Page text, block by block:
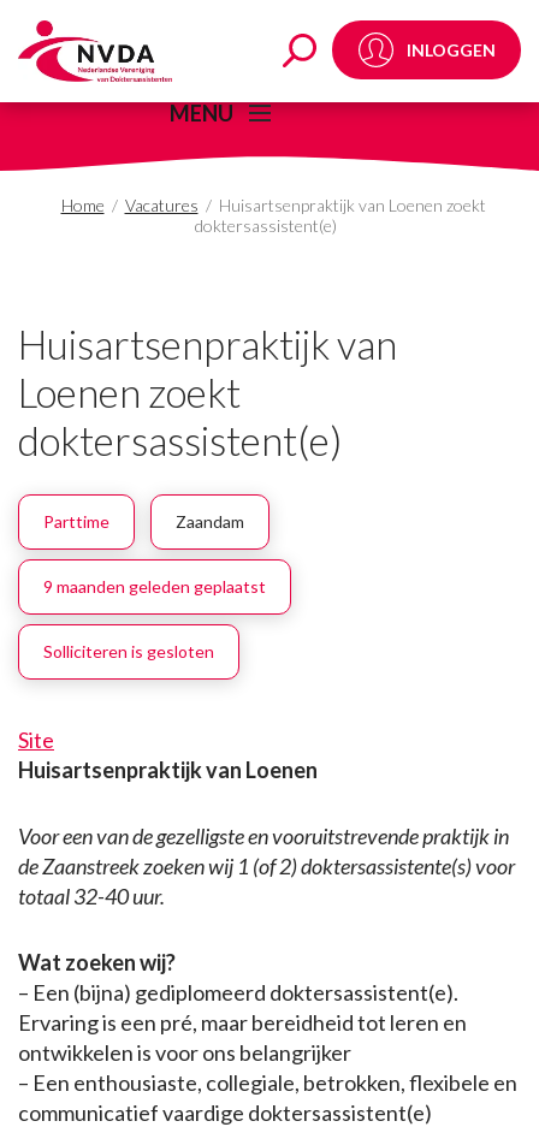
HuisartsenpraktijkINLOGGEN
MENU
Home / Vacatures / Huisartsenpraktijk van Loenen zoekt
doktersassistent(e)
Huisartsenpraktijk van
Loenen zoekt
doktersassistent(e)
Parttime Zaandam
9 maanden geleden geplaatst
Solliciteren is gesloten
Site
Huisartsenpraktijk van Loenen
Voor een van de gezelligste en vooruitstrevende praktijk in
de Zaanstreek zoeken wij 1 (of 2) doktersassistente(s) voor
totaal 32-40 uur.
Wat zoeken wij?
– Een (bijna) gediplomeerd doktersassistent(e).
Ervaring is een pré, maar bereidheid tot leren en
ontwikkelen is voor ons belangrijker
– Een enthousiaste, collegiale, betrokken, flexibele en
communicatief vaardige doktersassistent(e)